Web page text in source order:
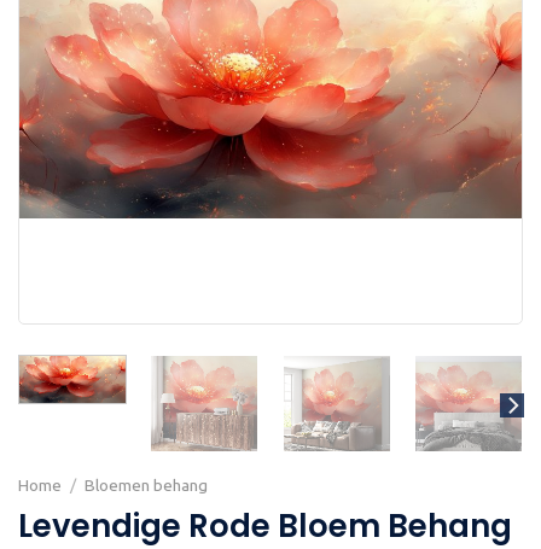
Home / Bloemen behang
Levendige Rode Bloem Behang